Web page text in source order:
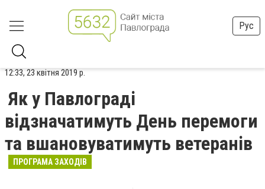
Рус
12:33, 23 квітня 2019 р.
Як у Павлограді
відзначатимуть День перемоги
та вшановуватимуть ветеранів
ПРОГРАМА ЗАХОДІВ